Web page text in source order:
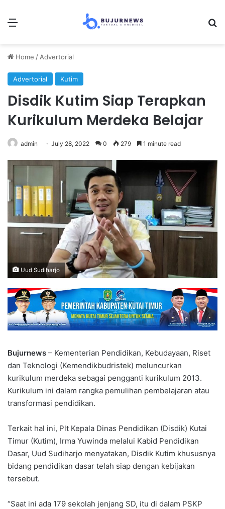
Home / Advertorial
Advertorial Kutim
Disdik Kutim Siap Terapkan
Kurikulum Merdeka Belajar
admin July 28, 2022 0 279 1 minute read
Uud Sudiharjo
Bujurnews – Kementerian Pendidikan, Kebudayaan, Riset
dan Teknologi (Kemendikbudristek) meluncurkan
kurikulum merdeka sebagai pengganti kurikulum 2013.
Kurikulum ini dalam rangka pemulihan pembelajaran atau
transformasi pendidikan.
Terkait hal ini, Plt Kepala Dinas Pendidikan (Disdik) Kutai
Timur (Kutim), Irma Yuwinda melalui Kabid Pendidikan
Dasar, Uud Sudiharjo menyatakan, Disdik Kutim khususnya
bidang pendidikan dasar telah siap dengan kebijakan
tersebut.
“Saat ini ada 179 sekolah jenjang SD, itu di dalam PSKP